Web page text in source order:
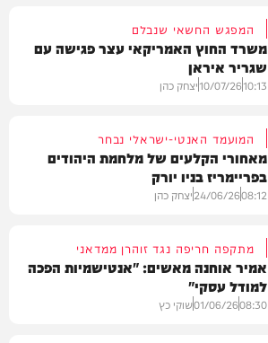
המפגש החשאי שנבלם
משרד החוץ האמריקאי עצר פגישה עם
שגריר איראן
10:13
10/07/26יצחק כהן
המועמד האנטי-ישראלי נבחר
מאחורי הקלעים של מלחמת היהודים
בפריימריז בניו יורק
08:12
24/06/26יצחק כהן
מתקפה חריפה נגד זוהרן ממדאני
אמיר אוחנה מאשים: "אנטישמיות הפכה
למודל עסקי"
08:30
01/06/26שוקי כץ